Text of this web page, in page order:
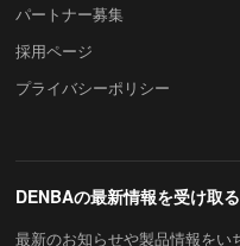
パートナー募集
採用ページ
プライバシーポリシー
DENBAの最新情報を受け取る
最新のお知らせや製品情報をい